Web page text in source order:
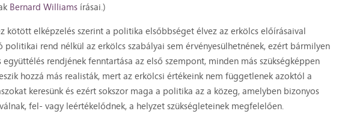
Bernard Williams írásai.)
kötött elképzelés szerint a politika elsőbbséget élvez az erkölcs előírásaival
rend nélkül az erkölcs szabályai sem érvényesülhetnének, ezért bármilyen
rendjének fenntartása az első szempont, minden más szükségképpen
hozzá más realisták, mert az erkölcsi értékeink nem függetlenek azoktól a
keresünk és ezért sokszor maga a politika az a közeg, amelyben bizonyos
fel- vagy leértékelődnek, a helyzet szükségleteinek megfelelően.